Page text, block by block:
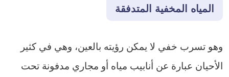
المياه المخفية المتدفقة
وهو تسرب خفي لا يمكن رؤيته بالعين، وهي في كثير
الأحيان عبارة عن أنابيب مياه أو مجاري مدفونة تحت